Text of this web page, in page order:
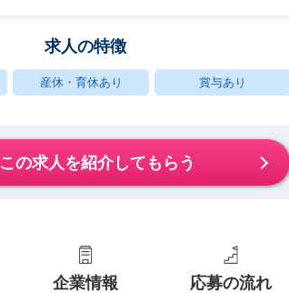
求人の特徴
産休・育休あり 賞与あり
この求人を紹介してもらう
企業情報 応募の流れ